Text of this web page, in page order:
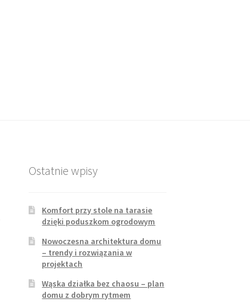
Ostatnie wpisy
Komfort przy stole na tarasie
dzięki poduszkom ogrodowym
Nowoczesna architektura domu
– trendy i rozwiązania w
projektach
Wąska działka bez chaosu – plan
domu z dobrym rytmem